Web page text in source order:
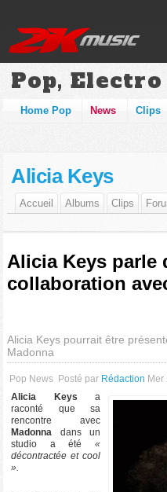
Pop,
Home Pop News Clips
Alicia Keys
Accueil Albums Clips
Alicia Keys parle
collaboration
Alicia Keys pourrait être
Madonna
Pop News Posté par Rédaction Mer
Alicia Keys a
raconté que sa
rencontre avec
Madonna dans un
studio a été «
décontractée et cool
».